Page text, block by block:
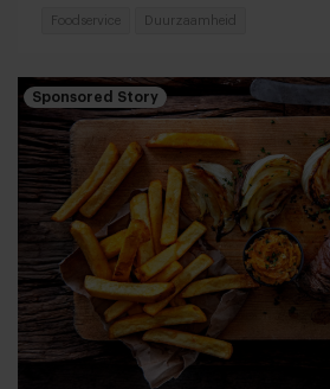
Foodservice Duurzaamheid
Sponsored Story